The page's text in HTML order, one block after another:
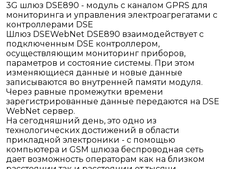
3G шлюз DSE890 - модуль с каналом GPRS для
мониторинга и управления электроагрегатами с
контроллерами DSE
Шлюз DSEWebNet DSE890 взаимодействует с
подключенным DSE контроллером,
осуществляющим мониторинг приборов,
параметров и состояние системы. При этом
изменяющиеся данные и новые данные
записываются во внутренней памяти модуля.
Через равные промежутки времени
зарегистрированные данные передаются на DSE
WebNet сервер.
На сегодняшний день, это одно из
технологических достижений в области
прикладной электроники - с помощью
компьютера и GSM шлюза беспроводная сеть
дает возможность операторам как на близком